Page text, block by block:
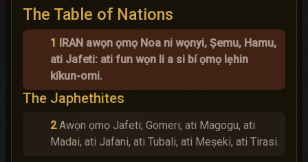
The Table of Nations
1 IRAN awọn ọmọ Noa ni wọnyi, Ṣemu, Hamu,
ati Jafeti: ati fun wọn li a si bí ọmọ lẹhin
kíkun-omi.
The Japhethites
2 Awọn ọmọ Jafeti; Gomeri, ati Magogu, ati
Madai, ati Jafani, ati Tubali, ati Meṣeki, ati Tirasi.